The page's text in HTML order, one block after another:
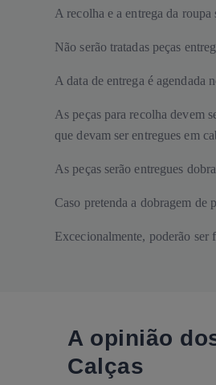
A recolha e a entrega da roupa
Não serão tratadas peças
A data de entrega é agendada
As peças para recolha devem
que devam ser entregues em
As peças serão entregues
Caso pretenda a dobragem de
Excecionalmente, poderão ser
A opinião
Calças